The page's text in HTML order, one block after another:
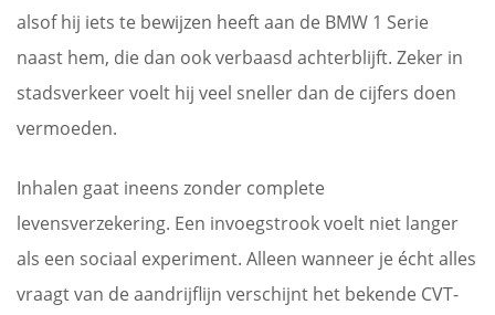
alsof hij iets te bewijzen heeft aan de BMW 1 Serie
naast hem, die dan ook verbaasd achterblijft. Zeker in
stadsverkeer voelt hij veel sneller dan de cijfers doen
vermoeden.
Inhalen gaat ineens zonder complete
levensverzekering. Een invoegstrook voelt niet langer
als een sociaal experiment. Alleen wanneer je écht alles
vraagt van de aandrijflijn verschijnt het bekende CVT-